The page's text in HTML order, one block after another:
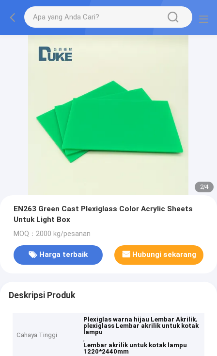
2/4
EN263 Green Cast Plexiglass Color Acrylic Sheets
Untuk Light Box
MOQ：2000 kg/pesanan
Harga terbaik Hubungi sekarang
Deskripsi Produk
Cahaya Tinggi
Plexiglas warna hijau Lembar Akrilik,
plexiglass Lembar akrilik untuk kotak
lampu
,
Lembar akrilik untuk kotak lampu
1220*2440mm